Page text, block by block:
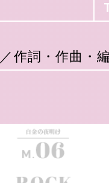
作詞・作曲・